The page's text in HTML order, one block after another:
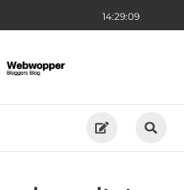
14:29:09